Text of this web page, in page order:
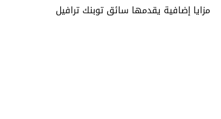
مزايا إضافية يقدمها سائق توبنك ترافيل